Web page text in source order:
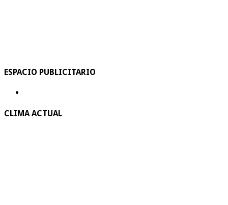
ESPACIO PUBLICITARIO
CLIMA ACTUAL